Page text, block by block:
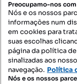
Mapa do Site
Contacte-nos
Preocupamo-nos
Nós e os nossos
informações num
em cookies para
suas escolhas
página da política
sinalizadas aos
navegação. Política
Nós e os nossos